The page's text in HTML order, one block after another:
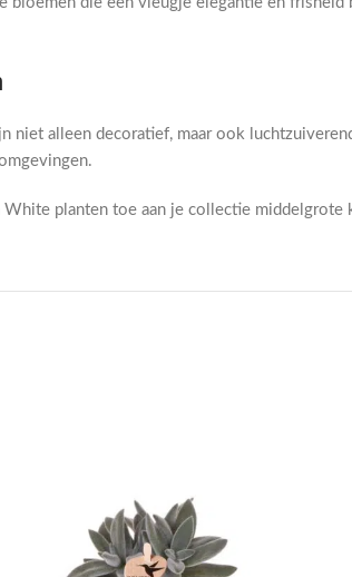
niet alleen decoratief, maar ook
White planten toe aan je collectie